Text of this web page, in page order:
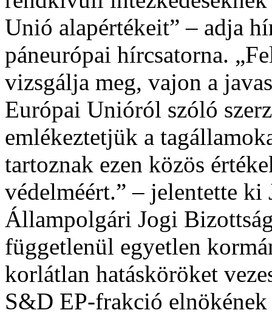
Unió alapértékeit” – adja
páneurópai hírcsatorna.
vizsgálja meg, vajon a
Európai Unióról szóló
emlékeztetjük a
tartoznak ezen közös
védelméért.” – jelentette
Állampolgári Jogi
függetlenül egyetlen
korlátlan hatásköröket
S&D EP-frakció